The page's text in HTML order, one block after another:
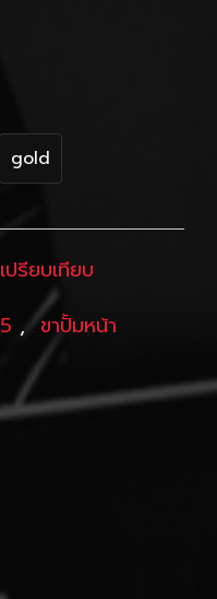
gold
เปรียบเทียบ
, ขาปั้มหน้า